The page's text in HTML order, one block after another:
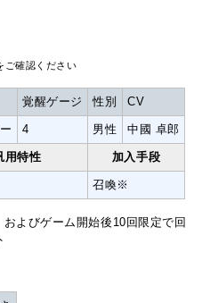
ご確認ください
覚醒ゲージ 性別 CV
4 男性 中國 卓郎
用特性 加入手段
召喚※
よびゲーム開始後10回限定で回